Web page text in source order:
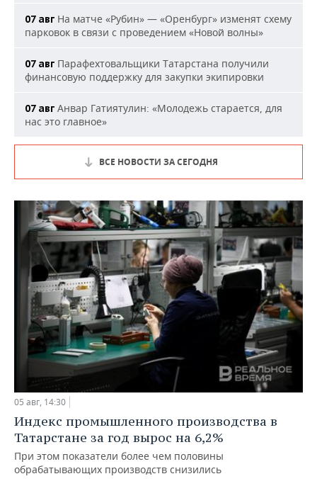
07 авг На матче «Рубин» — «Оренбург» изменят схему
парковок в связи с проведением «Новой волны»
07 авг Парафехтовальщики Татарстана получили
финансовую поддержку для закупки экипировки
07 авг Анвар Гатиятулин: «Молодежь старается, для
нас это главное»
ВСЕ НОВОСТИ ЗА СЕГОДНЯ
05 авг, 14:30
Индекс промышленного производства в
Татарстане за год вырос на 6,2%
При этом показатели более чем половины
обрабатывающих производств снизились